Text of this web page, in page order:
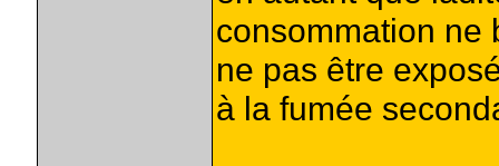
consommation ne
ne pas être
à la fumée